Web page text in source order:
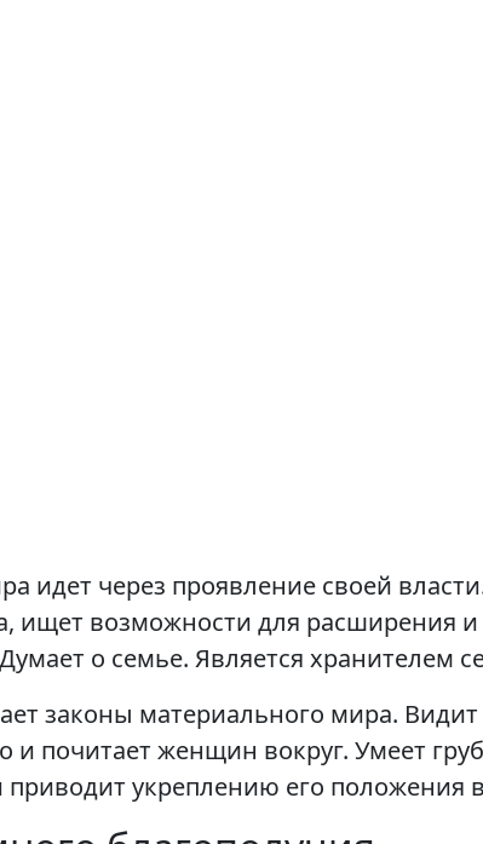
идет через проявление своей
ищет возможности для расширения
о семье. Является хранителем
законы материального мира.
и почитает женщин вокруг. Умеет
приводит укреплению его положения